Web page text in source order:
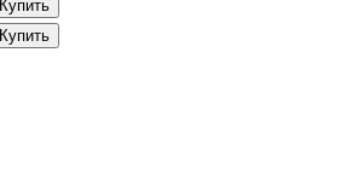
Купить
Купить